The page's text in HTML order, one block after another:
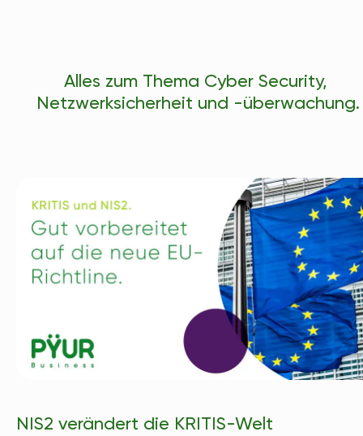
Alles zum Thema Cyber Security,
Netzwerksicherheit und -überwachung.
NIS2 verändert die KRITIS-Welt